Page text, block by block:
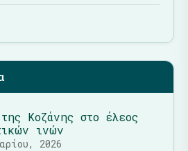
Κοζάνης στο έλεος
ινών
2026